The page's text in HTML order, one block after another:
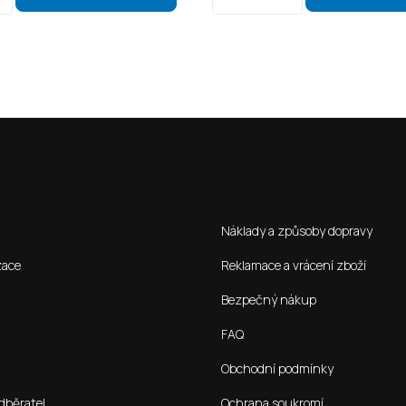
Náklady a způsoby dopravy
Reklamace a vrácení zboží
Bezpečný nákup
FAQ
Obchodní podmínky
Ochrana soukromí